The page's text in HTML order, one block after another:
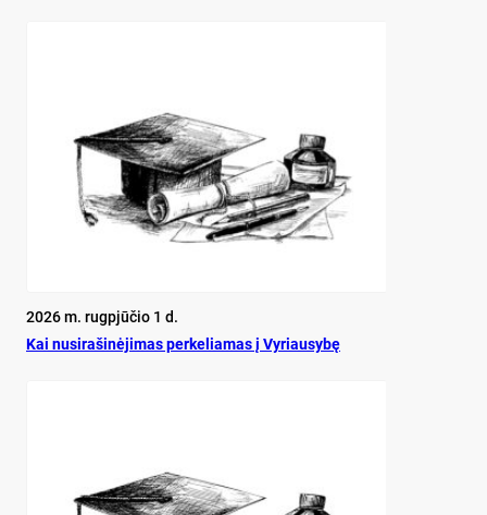
2026 m. rugpjūčio 1 d.
Kai nu­si­ra­ši­nė­ji­mas per­ke­lia­mas į Vy­riau­sy­bę